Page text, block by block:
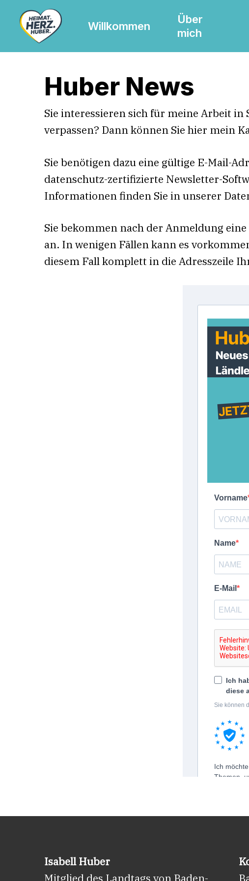
Willkommen
Über
mich
Huber News
Sie interessieren sich für meine Arbeit
verpassen? Dann können Sie hier mein
Sie benötigen dazu eine gültige E-Mail-
datenschutz-zertifizierte Newsletter-
Informationen finden Sie in unserer
Sie bekommen nach der Anmeldung
an. In wenigen Fällen kann es
diesem Fall komplett in die Adresszeile
Isabell Huber
Mitglied des Landtags von Baden-